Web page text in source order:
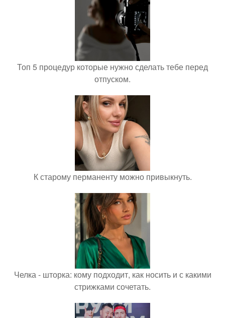
Топ 5 процедур которые нужно сделать тебе перед
отпуском.
К старому перманенту можно привыкнуть.
Челка - шторка: кому подходит, как носить и с какими
стрижками сочетать.